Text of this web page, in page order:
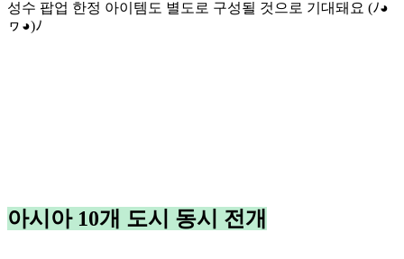
성수 팝업 한정 아이템도 별도로 구성될 것으로 기대돼요 (ﾉ◕
ヮ◕)ﾉ
아시아 10개 도시 동시 전개